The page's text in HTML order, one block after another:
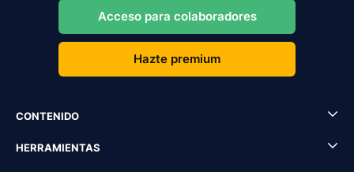
Acceso para colaboradores
Hazte premium
CONTENIDO
HERRAMIENTAS